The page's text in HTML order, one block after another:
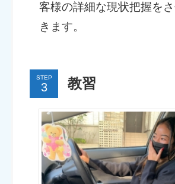
客様の詳細な現状把握を
きます。
STEP 教習